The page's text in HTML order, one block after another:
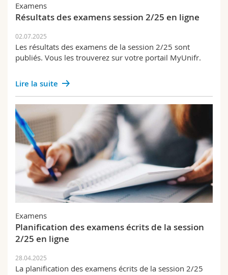
Examens
Résultats des examens session 2/25 en ligne
02.07.2025
Les résultats des examens de la session 2/25 sont
publiés. Vous les trouverez sur votre portail MyUnifr.
Lire la suite
Examens
Planification des examens écrits de la session
2/25 en ligne
28.04.2025
La planification des examens écrits de la session 2/25